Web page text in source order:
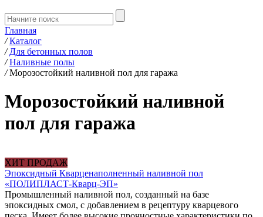
Главная
/ Каталог
/ Для бетонных полов
/ Наливные полы
/ Морозостойкий наливной пол для гаража
Морозостойкий наливной
пол для гаража
ХИТ ПРОДАЖ
Эпоксидный Кварценаполненный наливной пол
«ПОЛИПЛАСТ-Кварц-ЭП»
Промышленный наливной пол, созданный на базе
эпоксидных смол, с добавлением в рецептуру кварцевого